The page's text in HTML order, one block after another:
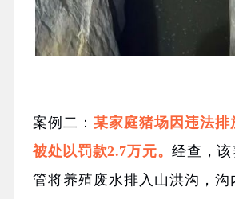
案例二： 某家庭猪场因违法排
被处以罚款2.7万元。经查，
管将养殖废水排入山洪沟，沟